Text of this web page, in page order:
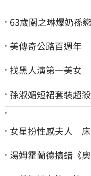
63歲關之琳爆奶孫
美傳奇公路百週年
找黑人演第一美女
孫淑媚短裙套裝超
女星扮性感夫人
湯姆霍蘭德搞錯《